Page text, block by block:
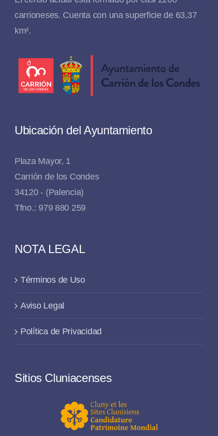
carrioneses. Cuenta con una superficie de 63,37
km².
Ubicación del Ayuntamiento
Plaza Mayor, 1
Carrión de los Condes
34120 - (Palencia)
Tfno.: 979 880 259
NOTA LEGAL
Términos de Uso
Aviso Legal
Política de Privacidad
Sitios Cluniacenses